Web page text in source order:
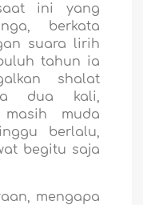
ini yang
berkata
suara lirih
tahun ia
shalat
dua kali,
muda
berlalu,
begitu saja
mengapa